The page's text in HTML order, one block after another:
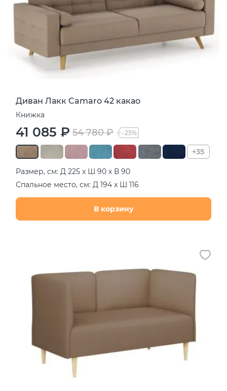
Диван Лакк Camaro 42 какао
Книжка
41 085 ₽ 54 780 ₽ -25%
+35
Размер, см: Д 225 х Ш 90 х В 90
Спальное место, см: Д 194 х Ш 116
В корзину